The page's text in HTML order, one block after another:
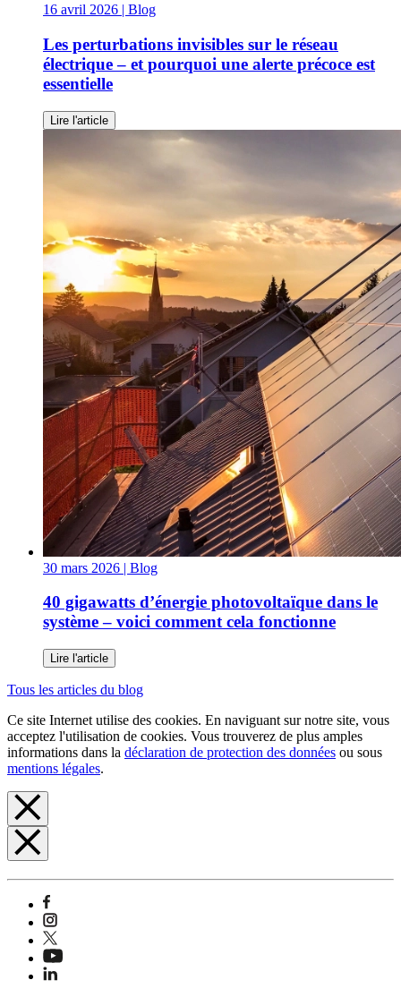
16 avril 2026 | Blog
Les perturbations invisibles sur le réseau
électrique – et pourquoi une alerte précoce est
essentielle
Lire l'article
30 mars 2026 | Blog
40 gigawatts d’énergie photovoltaïque dans le
système – voici comment cela fonctionne
Lire l'article
Tous les articles du blog
Ce site Internet utilise des cookies. En naviguant sur notre site, vous
acceptez l'utilisation de cookies. Vous trouverez de plus amples
informations dans la déclaration de protection des données ou sous
mentions légales.